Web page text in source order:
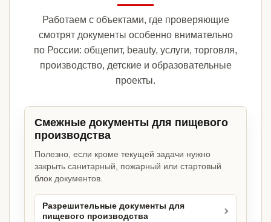
Работаем с объектами, где проверяющие
смотрят документы особенно внимательно
по России: общепит, beauty, услуги, торговля,
производство, детские и образовательные
проекты.
Смежные документы для пищевого
производства
Полезно, если кроме текущей задачи нужно
закрыть санитарный, пожарный или стартовый
блок документов.
Разрешительные документы для
пищевого производства